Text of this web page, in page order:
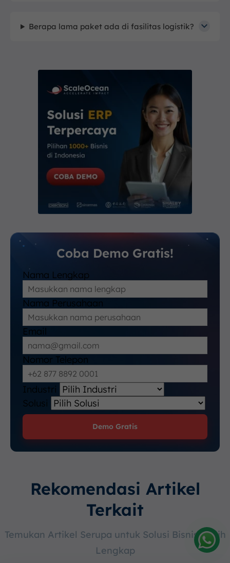
Berapa lama paket ada di fasilitas logistik?
Coba Demo Gratis!
Nama Lengkap
Nama Perusahaan
Email
Nomor Telepon
Industri
Solusi
Demo Gratis
Rekomendasi Artikel
Terkait
Temukan Artikel Serupa untuk Solusi Bisnis Lebih
Lengkap